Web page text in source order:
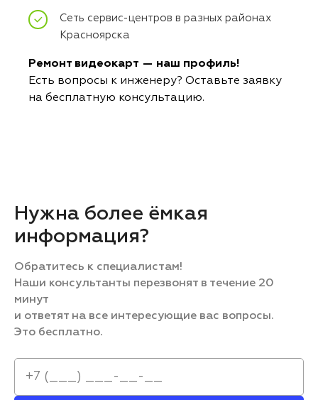
Сеть сервис-центров в разных районах
Красноярска
Ремонт видеокарт — наш профиль!
Есть вопросы к инженеру? Оставьте заявку
на бесплатную консультацию.
Нужна более ёмкая
информация?
Обратитесь к специалистам!
Наши консультанты перезвонят в течение 20
минут
и ответят на все интересующие вас вопросы.
Это бесплатно.